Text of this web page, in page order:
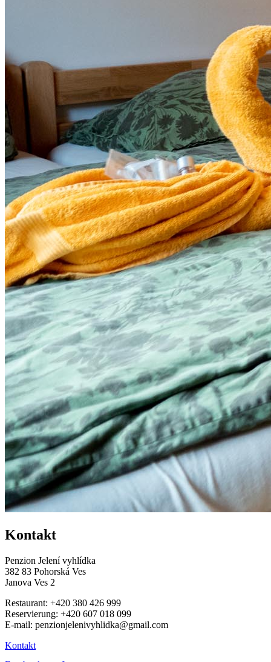
Kontakt
Penzion Jelení vyhlídka
382 83 Pohorská Ves
Janova Ves 2
Restaurant: +420 380 426 999
Reservierung: +420 607 018 099
E-mail: penzionjelenivyhlidka@gmail.com
Kontakt